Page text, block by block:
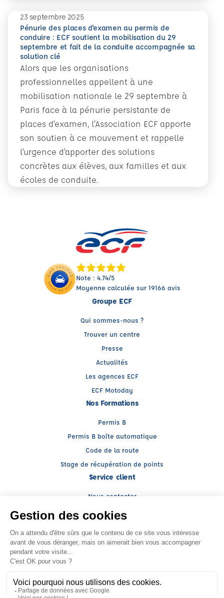
23 septembre 2025
Pénurie des places d'examen au permis de
conduire : ECF soutient la mobilisation du 29
septembre et fait de la conduite accompagnée sa
solution clé
Alors que les organisations
professionnelles appellent à une
mobilisation nationale le 29 septembre à
Paris face à la pénurie persistante de
places d’examen, l’Association ECF apporte
son soutien à ce mouvement et rappelle
l’urgence d’apporter des solutions
concrètes aux élèves, aux familles et aux
écoles de conduite.
En savoir plus
Note : 4.74/5
Moyenne calculée sur 19166 avis
Groupe ECF
Qui sommes-nous ?
Trouver un centre
Presse
Actualités
Les agences ECF
ECF Motoday
Nos Formations
Permis B
Permis B boîte automatique
Code de la route
Stage de récupération de points
Service client
Nous contacter
My ECF